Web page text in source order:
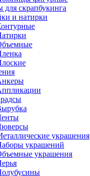
для скрапбукинга
и натирки
украшения
украшений
украшения